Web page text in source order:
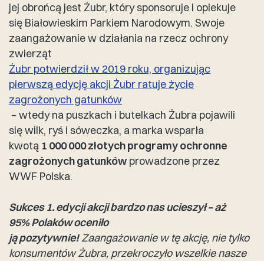
jej obrońcą jest Żubr, który sponsoruje i opiekuje
się Białowieskim Parkiem Narodowym. Swoje
zaangażowanie w działania na rzecz ochrony
zwierząt
Żubr potwierdził w 2019 roku, organizując
pierwszą edycję akcji Żubr ratuje życie
zagrożonych gatunków
– wtedy na puszkach i butelkach Żubra pojawili
się wilk, ryś i sóweczka, a marka wsparła
kwotą 1 000 000 złotych programy ochronne
zagrożonych gatunków prowadzone przez
WWF Polska.
Sukces 1. edycji akcji bardzo nas ucieszył – aż
95% Polaków oceniło
ją pozytywnie!Zaangażowanie w tę akcję, nie tylko
konsumentów Żubra, przekroczyło wszelkie nasze